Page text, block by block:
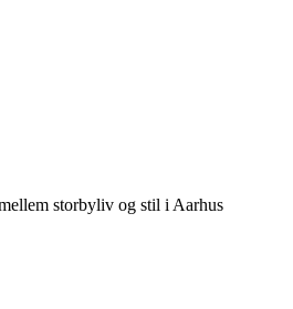
storbyliv og stil i Aarhus